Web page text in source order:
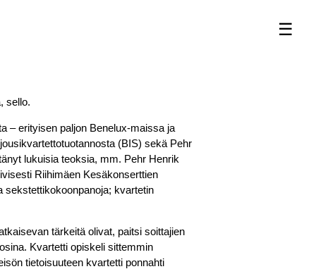
☰
sello.
– erityisen paljon Benelux-maissa ja
(BIS) sekä Pehr
lukuisia teoksia, mm. Pehr Henrik
Riihimäen Kesäkonserttien
sekstettikokoonpanoja; kvartetin
tärkeitä olivat, paitsi soittajien
Kvartetti opiskeli sittemmin
tietoisuuteen kvartetti ponnahti